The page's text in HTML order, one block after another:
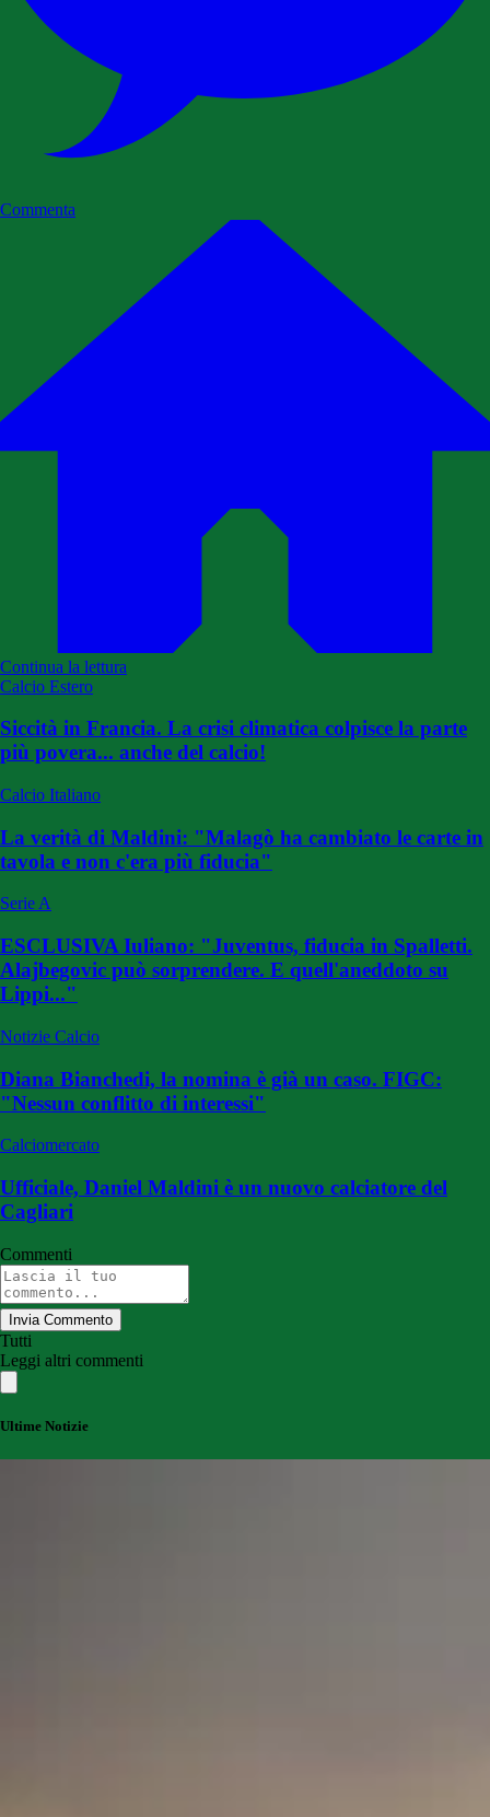
Commenta
Continua la lettura
Calcio Estero
Siccità in Francia. La crisi climatica colpisce la parte
più povera... anche del calcio!
Calcio Italiano
La verità di Maldini: "Malagò ha cambiato le carte in
tavola e non c'era più fiducia"
Serie A
ESCLUSIVA Iuliano: "Juventus, fiducia in Spalletti.
Alajbegovic può sorprendere. E quell'aneddoto su
Lippi..."
Notizie Calcio
Diana Bianchedi, la nomina è già un caso. FIGC:
"Nessun conflitto di interessi"
Calciomercato
Ufficiale, Daniel Maldini è un nuovo calciatore del
Cagliari
Commenti
Invia Commento
Tutti
Leggi altri commenti
Ultime Notizie